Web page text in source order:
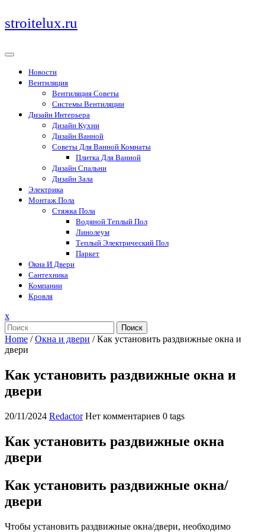
Перейти
к
stroitelux.ru
Новости
Вентиляция
Вентиляция Советы
Системы Вентиляции
Дизайн Интерьера
Дизайн Кухни
Дизайн Ванной
Советы Для Ванной Комнаты
Плитка Для Ванной
Дизайн Спальни
Дизайн Зала
Электрика
Монтаж Пола
Стяжка Пола
Водяной Теплый Пол
Линолеум
Теплый Электрический Пол
Паркет
Окна И Двери
Сантехника
Компании
Кровля
xЗакрыть
меню
Поиск
Home /Окна и двери /Как установить раздвижные окна и
двери
Как установить раздвижные окна и
двери
20/11/2024 Redactor Нет комментариев 0 tags
Как установить раздвижные окна
двери
Как установить раздвижные окна/
двери
Чтобы установить раздвижные окна/двери, необходимо